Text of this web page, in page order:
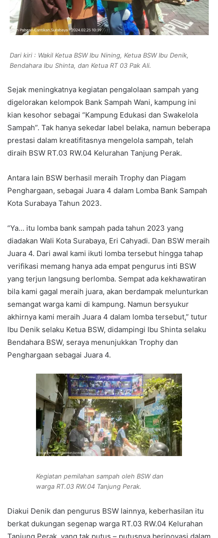
Dari kiri : Wakil Ketua BSW Ibu Nining, Ketua BSW Ibu Denik,
Bendahara Ibu Shinta, dan Ketua RT 03 Pak Ali.
Sejak meningkatnya kegiatan pengalolaan sampah yang
digelorakan kelompok Bank Sampah Wani, kampung ini
kian kesohor sebagai “Kampung Edukasi dan Swakelola
Sampah”. Tak hanya sekedar label belaka, namun beberapa
prestasi dalam kreatifitasnya mengelola sampah, telah
diraih BSW RT.03 RW.04 Kelurahan Tanjung Perak.
Antara lain BSW berhasil meraih Trophy dan Piagam
Penghargaan, sebagai Juara 4 dalam Lomba Bank Sampah
Kota Surabaya Tahun 2023.
“Ya… itu lomba bank sampah pada tahun 2023 yang
diadakan Wali Kota Surabaya, Eri Cahyadi. Dan BSW meraih
Juara 4. Dari awal kami ikuti lomba tersebut hingga tahap
verifikasi memang hanya ada empat pengurus inti BSW
yang terjun langsung berlomba. Sempat ada kekhawatiran
bila kami gagal meraih juara, akan berdampak melunturkan
semangat warga kami di kampung. Namun bersyukur
akhirnya kami meraih Juara 4 dalam lomba tersebut,” tutur
Ibu Denik selaku Ketua BSW, didampingi Ibu Shinta selaku
Bendahara BSW, seraya menunjukkan Trophy dan
Penghargaan sebagai Juara 4.
Kegiatan pemilahan sampah oleh BSW dan
warga RT.03 RW.04 Tanjung Perak.
Diakui Denik dan pengurus BSW lainnya, keberhasilan itu
berkat dukungan segenap warga RT.03 RW.04 Kelurahan
Tanjung Perak, yang tak putus – putusnya berinovasi dalam